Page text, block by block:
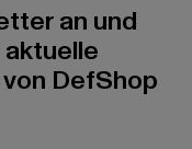
an und
DefShop